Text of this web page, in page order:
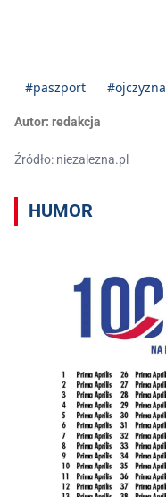
#paszport #ojczyzna
Autor: redakcja
Źródło: niezalezna.pl
HUMOR